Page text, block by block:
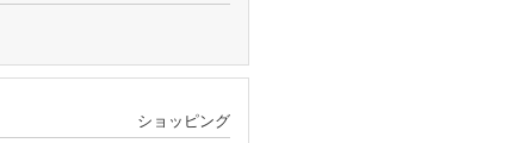
ショッピング